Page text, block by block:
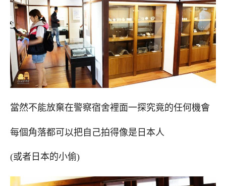
當然不能放棄在警察宿舍裡面一探究竟的任何機會
每個角落都可以把自己拍得像是日本人
(或者日本的小偷)